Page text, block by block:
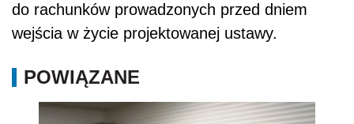
do rachunków prowadzonych przed dniem
wejścia w życie projektowanej ustawy.
POWIĄZANE